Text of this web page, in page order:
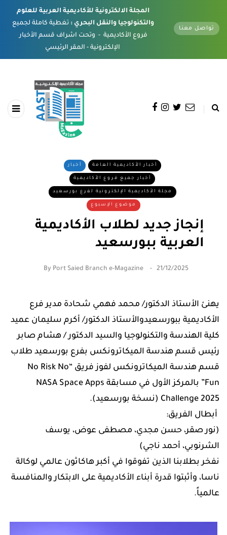
المجلة الالكترونية للأكاديمية العربية للعلوم
والتكنولوجيا والنقل البحري : تغطية كاملة لجميع
فروع الأكاديمية - وتحت اشراف قسم الأخبار
تواصل معنا
أخبار أخبار الأكاديمية العامة
أخبار جميع فروع الأكاديمية
مجلة الأكاديمية الإلكترونية لفرع بورسعيد
موضوع الإسبوع
إنجاز جديد لطلاب الأكاديمية
العربية ببورسعيد
By Port Saied Branch e-Magazine 21/12/2025
​يهنئ الأستاذ الدكتور/ محمد فهمي شحادة مدير فرع
الأكاديمية ببورسعيدوالأستاذ الدكتور/ أكرم سليمان عميد
كلية الهندسة والتكنولوجيا والسيد الدكتور / هشام صابر
رئيس قسم هندسة الميكاترونكس بفرع بورسعيد طلاب
قسم هندسة الميكاترونكس لفوز فريق “No Risk No
Fun” بالمركز الأول في مسابقة NASA Space Apps
Challenge 2025 (نسخة بورسعيد).
​ أبطال الفريق:
(نور صقر، حسن مجدي، مصطفى عوض، يوسف
الشرنوبي، أحمد ناجي)
​نفخر بطلابنا الذين تفوقوا في أكبر هاكاثون عالمي لوكالة
ناسا، وأثبتوا قدرة أبناء الأكاديمية على الابتكار والمنافسة
عالمياً.